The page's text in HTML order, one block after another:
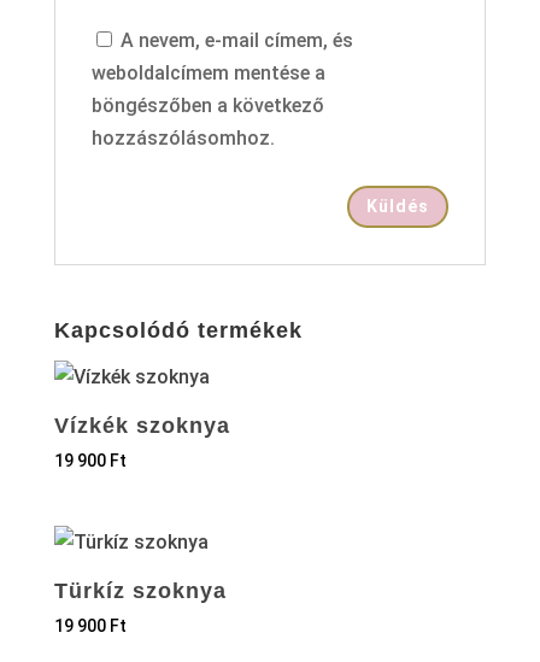
A nevem, e-mail címem, és
weboldalcímem mentése a
böngészőben a következő
hozzászólásomhoz.
Kapcsolódó termékek
Vízkék szoknya
19 900 Ft
Türkíz szoknya
19 900 Ft